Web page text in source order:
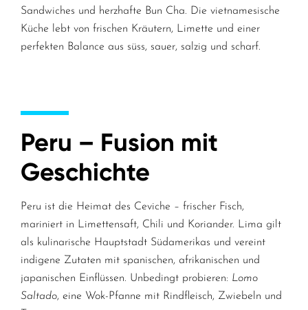
Sandwiches und herzhafte Bun Cha. Die vietnamesische
Küche lebt von frischen Kräutern, Limette und einer
perfekten Balance aus süss, sauer, salzig und scharf.
Peru – Fusion mit
Geschichte
Peru ist die Heimat des Ceviche – frischer Fisch,
mariniert in Limettensaft, Chili und Koriander. Lima gilt
als kulinarische Hauptstadt Südamerikas und vereint
indigene Zutaten mit spanischen, afrikanischen und
japanischen Einflüssen. Unbedingt probieren: Lomo
Saltado, eine Wok-Pfanne mit Rindfleisch, Zwiebeln und